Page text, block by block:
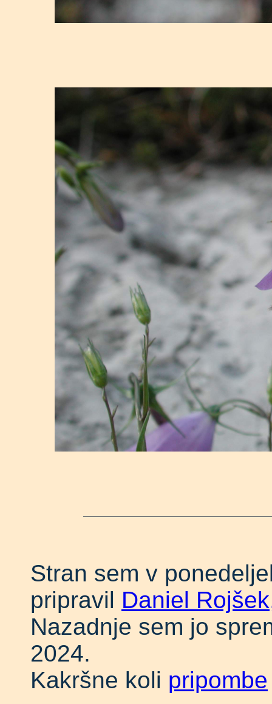
Stran sem v
pripravil Daniel
Nazadnje sem jo
2024.
Kakršne koli pripombe